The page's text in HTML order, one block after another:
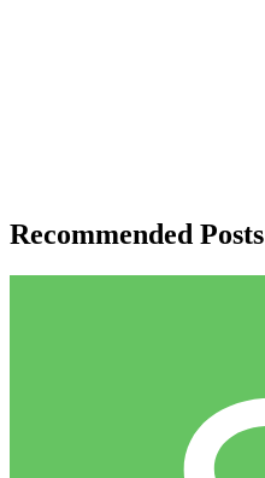
Recommended Posts